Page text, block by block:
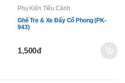
Phụ Kiện Tiểu Cảnh
Ghế Tre & Xe Đẩy Cổ Phong (PK-
943)
1,500đ